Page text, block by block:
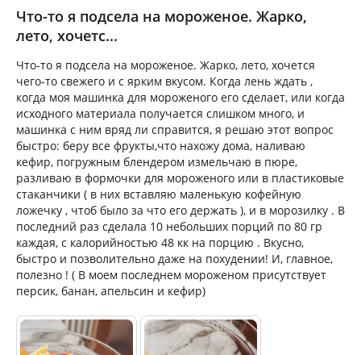
Что-то я подсела на мороженое. Жарко,
лето, хочетс...
Что-то я подсела на мороженое. Жарко, лето, хочется
чего-то свежего и с ярким вкусом. Когда лень ждать ,
когда моя машинка для мороженого его сделает, или когда
исходного материала получается слишком много, и
машинка с ним вряд ли справится, я решаю этот вопрос
быстро: беру все фрукты,что нахожу дома, наливаю
кефир, погружным блендером измельчаю в пюре,
разливаю в формочки для мороженого или в пластиковые
стаканчики ( в них вставляю маленькую кофейную
ложечку , чтоб было за что его держать ), и в морозилку . В
последний раз сделала 10 небольших порций по 80 гр
каждая, с калорийностью 48 кк на порцию . Вкусно,
быстро и позволительно даже на похудении! И, главное,
полезно ! ( В моем последнем мороженом присутствует
персик, банан, апельсин и кефир)